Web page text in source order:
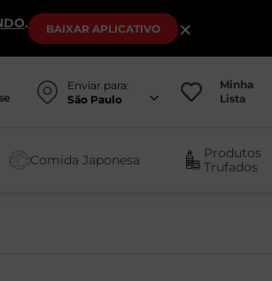
. BAIXAR APLICATIVO ×
Enviar para:
São Paulo
Minha
Lista
Comida Japonesa
Produtos
Trufados